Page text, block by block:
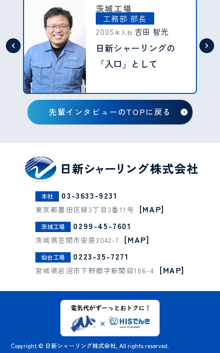
茨城工場
工務部 部長
2005年入社 吉田 智光
日新シャーリングの
「入口」として
先輩インタビューのTOPに戻る
本社 03-3633-9231
東京都墨田区緑3丁目3番11号 [MAP]
茨城工場 0299-45-7601
茨城県笠間市安居3042-7 [MAP]
仙台工場 0223-35-7271
宮城県岩沼市下野郷字新関迎186-4 [MAP]
Copyright © 日新シャーリング株式会社, All rights reserved.